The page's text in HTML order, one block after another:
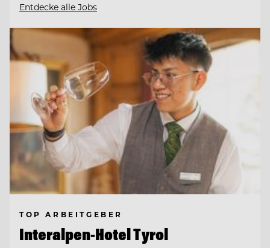
Entdecke alle Jobs
TOP ARBEITGEBER
Interalpen-Hotel Tyrol